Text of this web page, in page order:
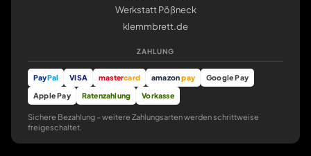
Werkstatt Pößneck
klemmbrett.de
ZAHLUNG
PayPal VISA mastercard amazonpay
Google Pay
Apple Pay
Ratenzahlung Vorkasse
Sichere Bezahlung – weitere Zahlungsarten werden schrittweise
freigeschaltet.